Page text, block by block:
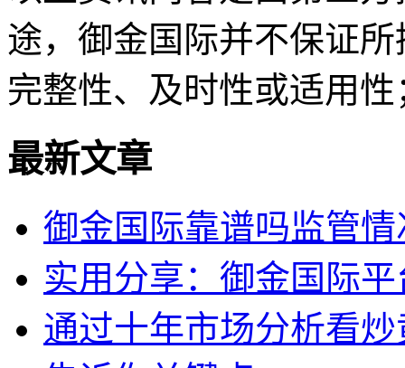
途，御金国际并不保证
完整性、及时性或适用
最新文章
御金国际靠谱吗监管
实用分享：御金国际
通过十年市场分析看